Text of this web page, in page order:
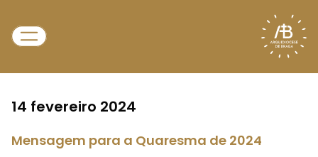
14 fevereiro 2024
Mensagem para a Quaresma de 2024